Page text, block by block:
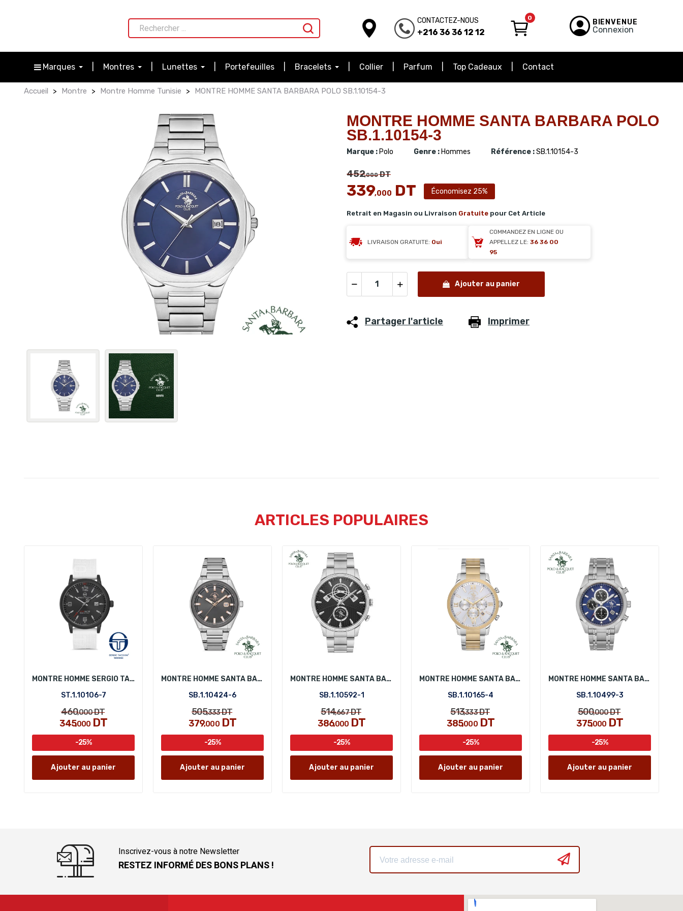
CONTACTEZ-NOUS
+216 36 36 12 12
0 BIENVENUE
Connexion
Marques Montres Lunettes Portefeuilles Bracelets Collier Parfum Top Cadeaux Contact
Accueil Montre Montre Homme Tunisie MONTRE HOMME SANTA BARBARA POLO SB.1.10154-3
MONTRE HOMME SANTA BARBARA POLO
SB.1.10154-3
Marque : Polo Genre : Hommes Référence :SB.1.10154-3
452,000DT
339,000 DT Économisez 25%
Retrait en Magasin ou Livraison Gratuite pour Cet Article
LIVRAISON GRATUITE: Oui
COMMANDEZ EN LIGNE OU
APPELLEZ LE: 36 36 00
95
Ajouter au panier
Partager l'article Imprimer
ARTICLES POPULAIRES
MONTRE HOMME SERGIO TACCHINI ST.1.10106-7
ST.1.10106-7
460,000DT
345,000 DT
-25%
Ajouter au panier
MONTRE HOMME SANTA BARBARA POLO SB.1.10424-6
SB.1.10424-6
505,333DT
379,000DT
-25%
Ajouter au panier
MONTRE HOMME SANTA BARBARA POLO SB.1.10592-1
SB.1.10592-1
514,667DT
386,000 DT
-25%
Ajouter au panier
MONTRE HOMME SANTA BARBARA POLO SB.1.10165-4
SB.1.10165-4
513,333DT
385,000DT
-25%
Ajouter au panier
MONTRE HOMME SANTA BARBARA POLO SB.1.10499-3
SB.1.10499-3
500,000DT
375,000 DT
-25%
Ajouter au panier
Inscrivez-vous à notre Newsletter
RESTEZ INFORMÉ DES BONS PLANS !